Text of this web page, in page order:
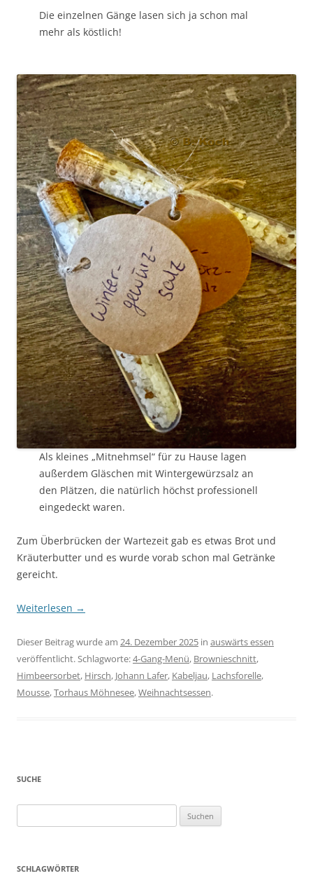
Die einzelnen Gänge lasen sich ja schon mal
mehr als köstlich!
Als kleines „Mitnehmsel“ für zu Hause lagen
außerdem Gläschen mit Wintergewürzsalz an
den Plätzen, die natürlich höchst professionell
eingedeckt waren.
Zum Überbrücken der Wartezeit gab es etwas Brot und
Kräuterbutter und es wurde vorab schon mal Getränke
gereicht.
Weiterlesen →
Dieser Beitrag wurde am 24. Dezember 2025 in auswärts essen
veröffentlicht. Schlagworte:4-Gang-Menü, Brownieschnitt,
Himbeersorbet, Hirsch, Johann Lafer, Kabeljau, Lachsforelle,
Mousse,Torhaus Möhnesee,Weihnachtsessen.
SUCHE
nach:
SCHLAGWÖRTER